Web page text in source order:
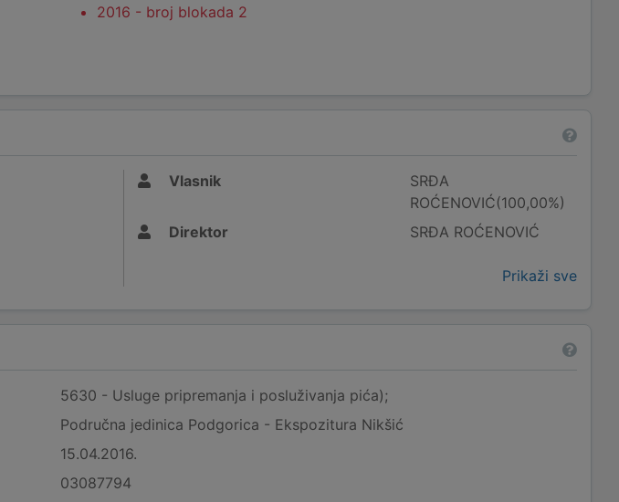
2016 - broj blokada 2
Vlasnik
SRĐA
ROĆENOVIĆ(100,00%)
Direktor
SRĐA ROĆENOVIĆ
Prikaži sve
5630 - Usluge pripremanja i posluživanja pića);
Područna jedinica Podgorica - Ekspozitura Nikšić
15.04.2016.
03087794